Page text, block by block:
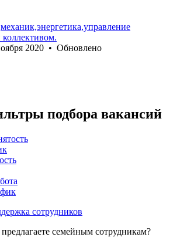
2020 • Обновлено
подбора вакансий
сотрудников
семейным сотрудникам?